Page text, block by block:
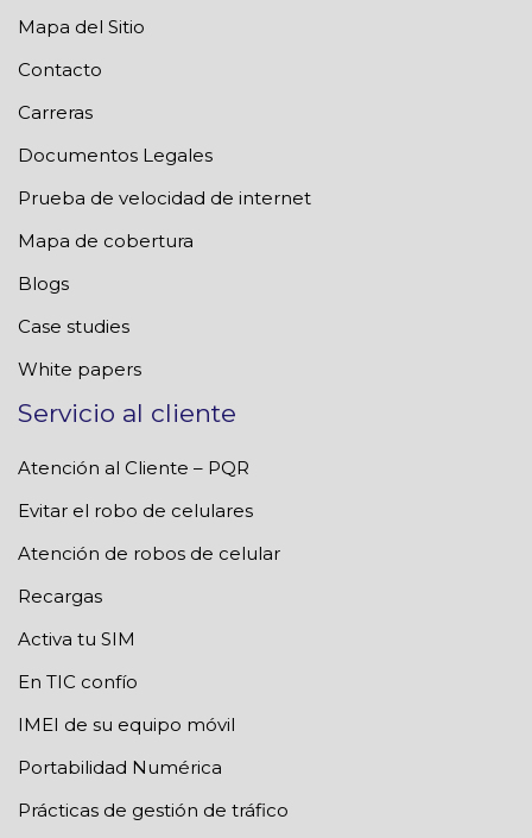
Mapa del Sitio
Contacto
Carreras
Documentos Legales
Prueba de velocidad de internet
Mapa de cobertura
Blogs
Case studies
White papers
Servicio al cliente
Atención al Cliente – PQR
Evitar el robo de celulares
Atención de robos de celular
Recargas
Activa tu SIM
En TIC confío
IMEI de su equipo móvil
Portabilidad Numérica
Prácticas de gestión de tráfico